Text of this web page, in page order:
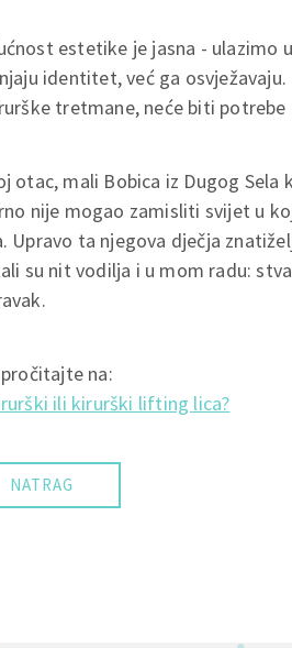
estetike je jasna - ulazimo
identitet, već ga
tretmane, neće biti potrebe
otac, mali Bobica iz Dugog
nije mogao zamisliti svijet u
Upravo ta njegova dječja
su nit vodilja i u mom radu:
na:
ili kirurški lifting lica?
NATRAG